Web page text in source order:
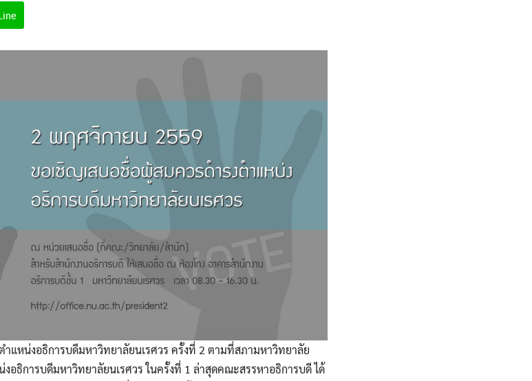
Search
แหน่งอธิการบดีมหาวิทยาลัยนเรศวร ครั้งที่ 2 ตามที่สภามหาวิทยาลัย
อธิการบดีมหาวิทยาลัยนเรศวร ในครั้งที่ 1 ล่าสุดคณะสรรหาอธิการบดี ได้